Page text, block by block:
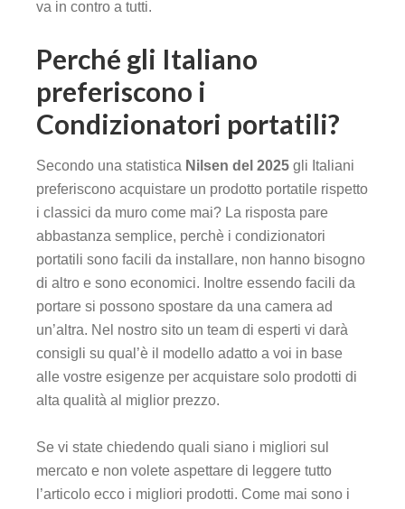
va in contro a tutti.
Perché gli Italiano
preferiscono i
Condizionatori portatili?
Secondo una statistica Nilsen del 2025 gli Italiani
preferiscono acquistare un prodotto portatile rispetto
i classici da muro come mai? La risposta pare
abbastanza semplice, perchè i condizionatori
portatili sono facili da installare, non hanno bisogno
di altro e sono economici. Inoltre essendo facili da
portare si possono spostare da una camera ad
un’altra. Nel nostro sito un team di esperti vi darà
consigli su qual’è il modello adatto a voi in base
alle vostre esigenze per acquistare solo prodotti di
alta qualità al miglior prezzo.
Se vi state chiedendo quali siano i migliori sul
mercato e non volete aspettare di leggere tutto
l’articolo ecco i migliori prodotti. Come mai sono i